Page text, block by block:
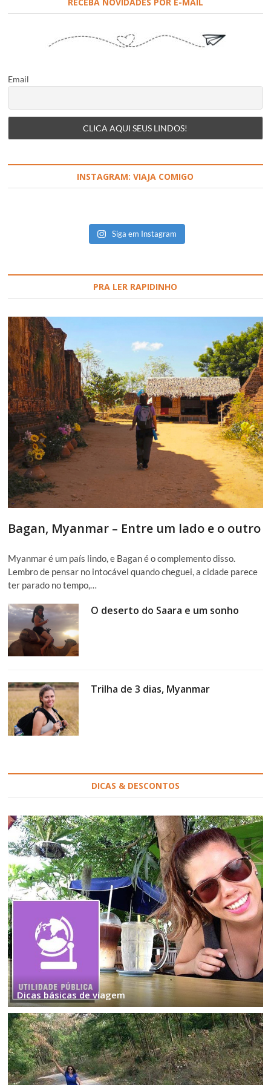
Email
INSTAGRAM: VIAJA COMIGO
Siga em Instagram
PRA LER RAPIDINHO
Bagan, Myanmar – Entre um lado e o outro
Myanmar é um país lindo, e Bagan é o complemento disso.
Lembro de pensar no intocável quando cheguei, a cidade parece
ter parado no tempo,…
O deserto do Saara e um sonho
Trilha de 3 dias, Myanmar
DICAS & DESCONTOS
Dicas básicas de viagem